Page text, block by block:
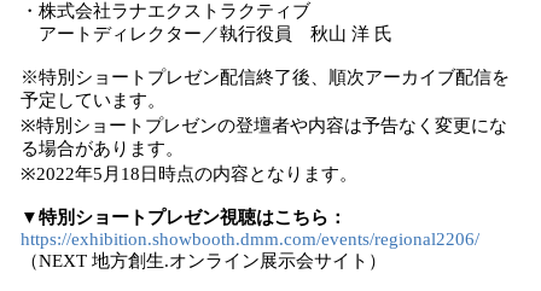
・株式会社ラナエクストラクティブ
アートディレクター／執行役員 秋山 洋 氏
※特別ショートプレゼン配信終了後、順次アーカイブ配信を
予定しています。
※特別ショートプレゼンの登壇者や内容は予告なく変更にな
る場合があります。
※2022年5月18日時点の内容となります。
▼特別ショートプレゼン視聴はこちら：
https://exhibition.showbooth.dmm.com/events/regional2206/
（NEXT 地方創生.オンライン展示会サイト）